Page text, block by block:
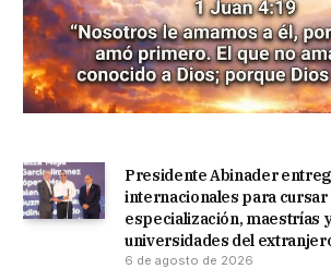
Presidente Abinader
internacionales para
especialización, maestrías
universidades del
6 de agosto de 2026